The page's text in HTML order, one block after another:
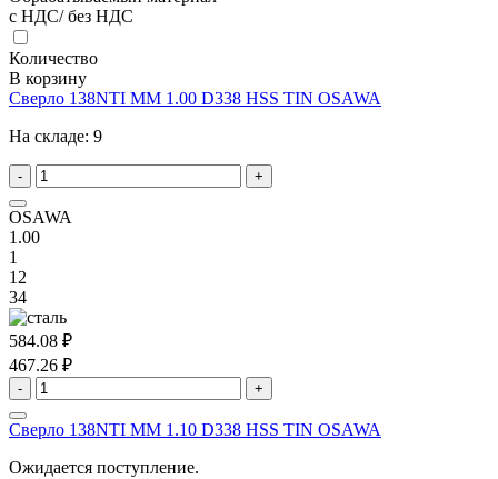
с НДС/ без НДС
Количество
В корзину
Сверло 138NTI MM 1.00 D338 HSS TIN OSAWA
На складе: 9
- +
OSAWA
1.00
1
12
34
584.08 ₽
467.26 ₽
- +
Сверло 138NTI MM 1.10 D338 HSS TIN OSAWA
Ожидается поступление.